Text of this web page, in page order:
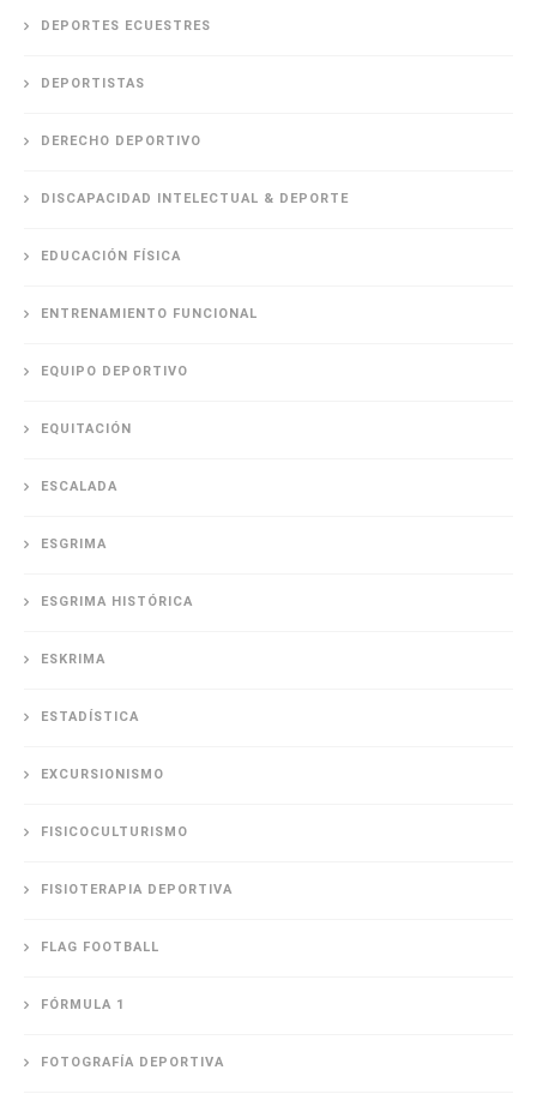
DEPORTES ECUESTRES
DEPORTISTAS
DERECHO DEPORTIVO
DISCAPACIDAD INTELECTUAL & DEPORTE
EDUCACIÓN FÍSICA
ENTRENAMIENTO FUNCIONAL
EQUIPO DEPORTIVO
EQUITACIÓN
ESCALADA
ESGRIMA
ESGRIMA HISTÓRICA
ESKRIMA
ESTADÍSTICA
EXCURSIONISMO
FISICOCULTURISMO
FISIOTERAPIA DEPORTIVA
FLAG FOOTBALL
FÓRMULA 1
FOTOGRAFÍA DEPORTIVA